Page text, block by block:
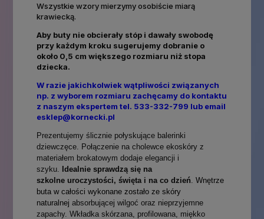
Wszystkie wzory mierzymy osobiście miarą
krawiecką.
Aby buty nie obcierały stóp i dawały swobodę
przy każdym kroku sugerujemy dobranie o
około 0,5 cm większego rozmiaru niż stopa
dziecka.
W razie jakichkolwiek wątpliwości związanych
np. z wyborem rozmiaru zachęcamy do kontaktu
z naszym ekspertem tel. 533-332-799 lub email
esklep@kornecki.pl
Prezentujemy ślicznie połyskujące balerinki
dziewczęce. Połączenie na cholewce ekoskóry z
materiałem brokatowym dodaje elegancji i
szyku. Idealnie sprawdzą się na
szkolne uroczystości, święta i na co dzień
Wnętrze
buta w całości wykonane zostało ze skóry
naturalnej absorbującej wilgoć oraz nieprzyjemne
zapachy. Wkładka skórzana, profilowana, miękko